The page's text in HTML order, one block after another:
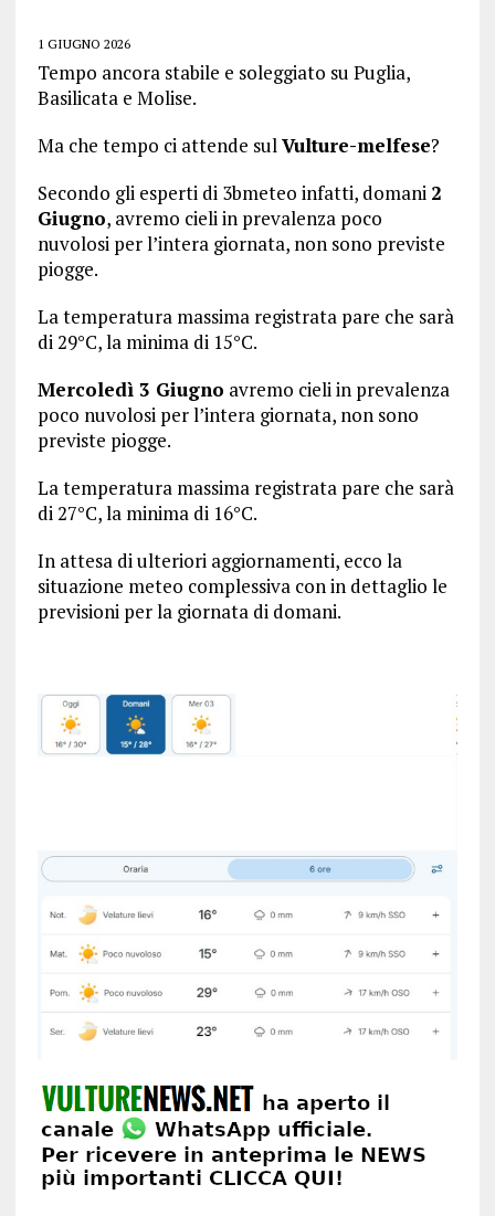
1 GIUGNO 2026
Tempo ancora stabile e soleggiato su Puglia,
Basilicata e Molise.
Ma che tempo ci attende sulVulture-melfese?
Secondo gli esperti di 3bmeteo infatti, domani 2
Giugno, avremo cieli in prevalenza poco
nuvolosi per l’intera giornata, non sono previste
piogge.
La temperatura massima registrata pare che sarà
di 29°C, la minima di 15°C.
Mercoledì 3 Giugno avremo cieli in prevalenza
poco nuvolosi per l’intera giornata, non sono
previste piogge.
La temperatura massima registrata pare che sarà
di 27°C, la minima di 16°C.
In attesa di ulteriori aggiornamenti, ecco la
situazione meteo complessiva con in dettaglio le
previsioni per la giornata di domani.